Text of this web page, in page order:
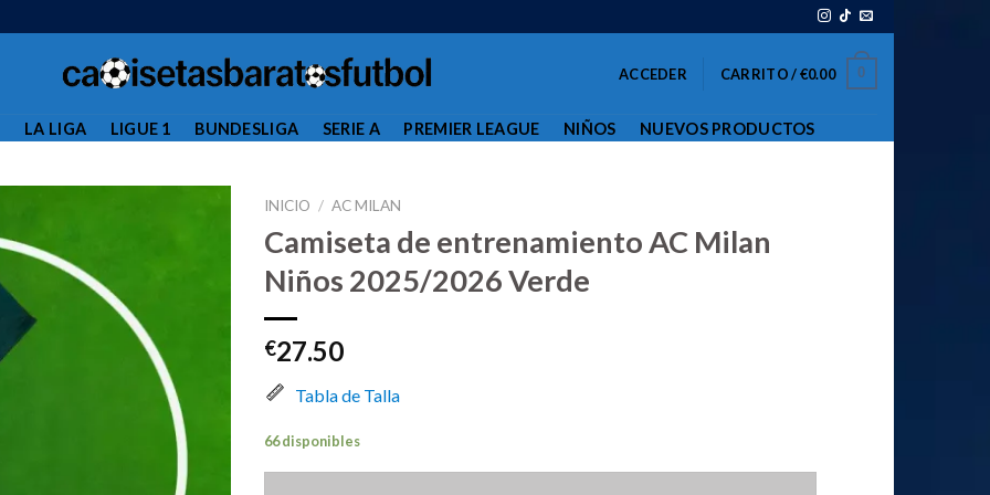
ACCEDER CARRITO /€0.00 0
LA LIGA LIGUE 1 BUNDESLIGA SERIE A PREMIER LEAGUE NIÑOS NUEVOS PRODUCTOS
INICIO / AC MILAN
Camiseta de entrenamiento AC Milan
Niños 2025/2026 Verde
€27.50
Tabla de Talla
66 disponibles